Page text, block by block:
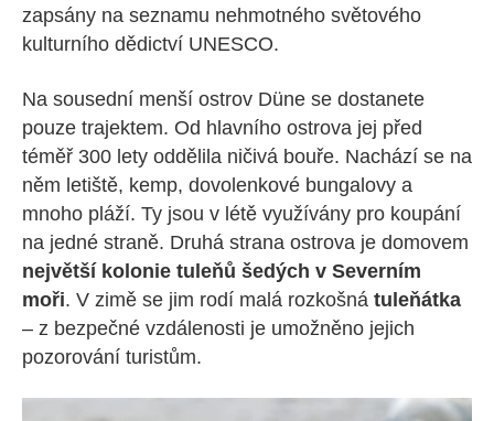
zapsány na seznamu nehmotného světového
kulturního dědictví UNESCO.
Na sousední menší ostrov Düne se dostanete
pouze trajektem. Od hlavního ostrova jej před
téměř 300 lety oddělila ničivá bouře. Nachází se na
něm letiště, kemp, dovolenkové bungalovy a
mnoho pláží. Ty jsou v létě využívány pro koupání
na jedné straně. Druhá strana ostrova je domovem
největší kolonie tuleňů šedých v Severním
moři. V zimě se jim rodí malá rozkošná tuleňátka
– z bezpečné vzdálenosti je umožněno jejich
pozorování turistům.